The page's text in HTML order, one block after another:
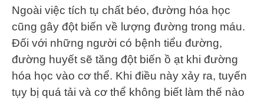
Ngoài việc tích tụ chất béo, đường hóa học
cũng gây đột biến về lượng đường trong máu.
Đối với những người có bệnh tiểu đường,
đường huyết sẽ tăng đột biến ồ ạt khi đường
hóa học vào cơ thể. Khi điều này xảy ra, tuyến
tụy bị quá tải và cơ thể không biết làm thế nào